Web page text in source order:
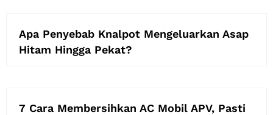
Apa Penyebab Knalpot Mengeluarkan Asap
Hitam Hingga Pekat?
7 Cara Membersihkan AC Mobil APV, Pasti